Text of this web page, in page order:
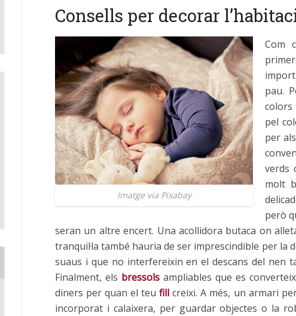
Consells per decorar
Imatge via Pixabay
Com
pau.
pel
per
verds
molt
però
seran un altre encert. Una acollidora butaca on
tranquil·la també hauria de ser imprescindible per la
suaus i que no interfereixin en el descans del nen
Finalment, els bressolsampliables que es
diners per quan el teufill creixi. A més, un armari
incorporat i calaixera, per guardar objectes o la